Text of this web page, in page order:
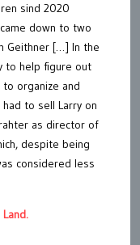
sind 2020
down to two
Geithner […] In the
to help figure out
organize and
to sell Larry on
as director of
despite being
considered less